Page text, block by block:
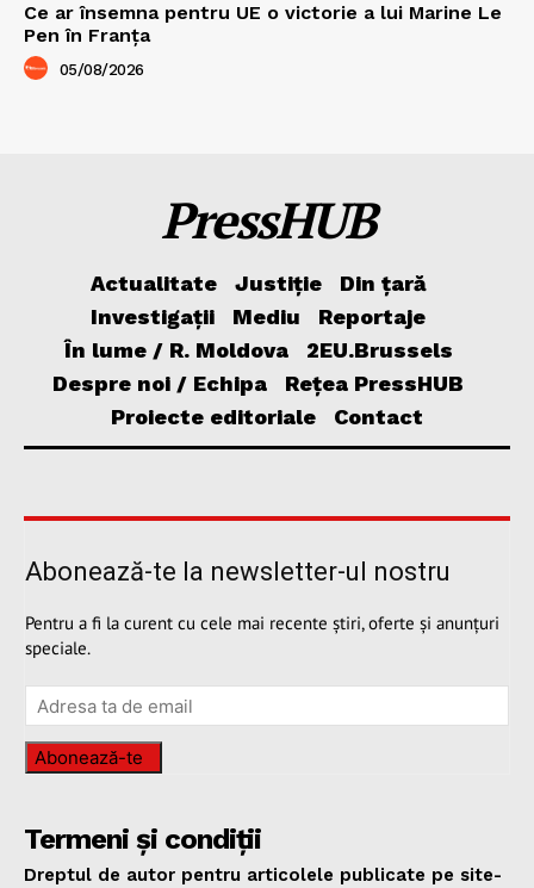
Ce ar însemna pentru UE o victorie a lui Marine Le
Pen în Franța
05/08/2026
PressHUB
Actualitate Justiție
Din țară
Investigații
Mediu
Reportaje
În lume / R. Moldova
2EU.Brussels
Despre noi / Echipa
Rețea PressHUB
Proiecte editoriale
Contact
Abonează-te la newsletter-ul nostru
Pentru a fi la curent cu cele mai recente știri, oferte și anunțuri
speciale.
Abonează-te
Termeni și condiții
Dreptul de autor pentru articolele publicate pe site-